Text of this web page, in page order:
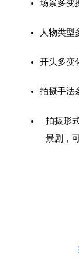
场景多变
人物类型
开头多变
拍摄手法
拍摄形
景剧，